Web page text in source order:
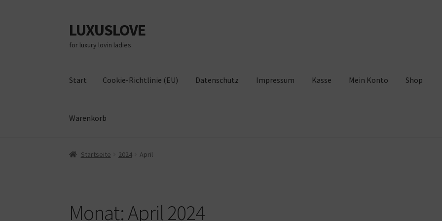
Zur
Navigation
springen
Zum
Inhalt
springen
LUXUSLOVE
for luxury lovin ladies
Start Cookie-Richtlinie (EU) Datenschutz Impressum Kasse Mein Konto Shop
Warenkorb
Start Cookie-Richtlinie (EU)
Startseite 2024 April
Monat:April 2024